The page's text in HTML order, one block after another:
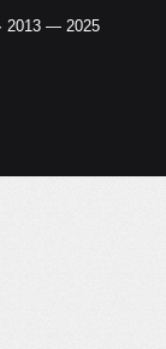
2013 — 2025